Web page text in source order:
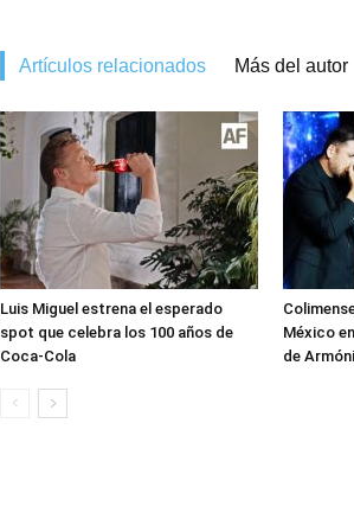
Artículos relacionados Más del autor
Luis Miguel estrena el esperado
spot que celebra los 100 años de
Coca-Cola
México
de